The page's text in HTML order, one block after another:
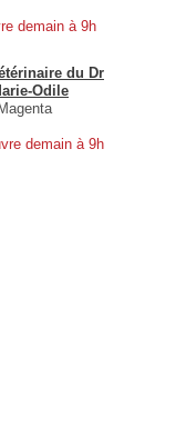
demain à 9h
du Dr
Odile
demain à 9h